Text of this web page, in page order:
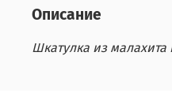
Описание
Шкатулка из малахита